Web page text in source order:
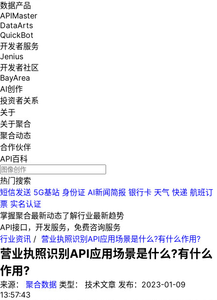
数据产品
APIMaster
DataArts
QuickBot
开发者服务
Jenius
开发者社区
BayArea
AI创作
投资者关系
关于
关于聚合
聚合动态
合作伙伴
API百科
热门搜索
短信发送 5G基站 身份证 AI新闻简报 银行卡 天气 快递 航班订
票 实名认证
掌握聚合最新动态了解行业最新趋势
API接口，开发服务，免费咨询服务
行业资讯 / 营业执照识别API应用场景是什么?有什么作用?
营业执照识别API应用场景是什么?有什么
作用?
来源： 聚合数据 类型： 技术文章 发布： 2023-01-09
13:57:43